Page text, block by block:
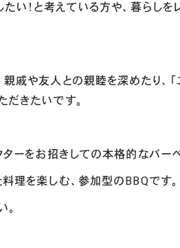
い！と考えている方や、暮らしを
や友人との親睦を深めたり、「
きたいです。
ーをお招きしての本格的なバーベ
理を楽しむ、参加型のBBQです。